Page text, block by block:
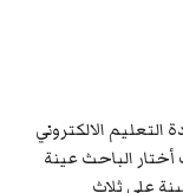
الالكتروني
الباحث عينة
على ثلاث